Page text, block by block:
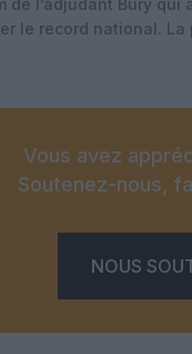
de l’adjudant Bury
le record national.
Vous avez
Soutenez-nous,
NOUS